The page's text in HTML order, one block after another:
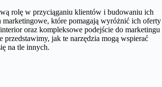
rolę w przyciąganiu klientów i budowaniu ich
marketingowe, które pomagają wyróżnić ich oferty
oraz kompleksowe podejście do marketingu
jak te narzędzia mogą wspierać
na tle innych.